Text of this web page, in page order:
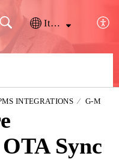
Italiano
INTEGRATIONS G-M
Sync